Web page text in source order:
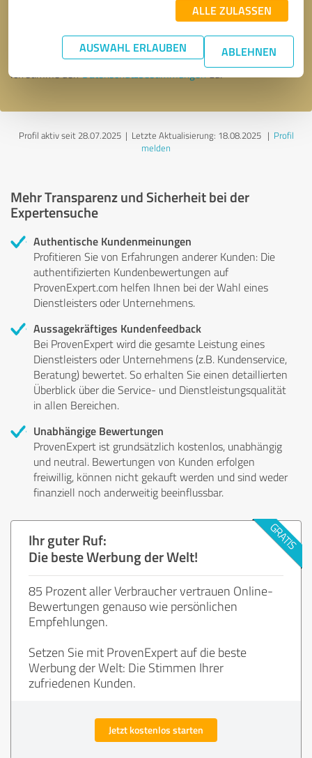
ALLE ZULASSEN
AUSWAHL ERLAUBEN ABLEHNEN
Nachricht senden
Ich stimme denDatenschutzbestimmungenzu.
Profil aktiv seit 28.07.2025 | Letzte Aktualisierung: 18.08.2025| Profil
melden
Mehr Transparenz und Sicherheit bei der
Expertensuche
Authentische Kundenmeinungen
Profitieren Sie von Erfahrungen anderer Kunden: Die
authentifizierten Kundenbewertungen auf
ProvenExpert.com helfen Ihnen bei der Wahl eines
Dienstleisters oder Unternehmens.
Aussagekräftiges Kundenfeedback
Bei ProvenExpert wird die gesamte Leistung eines
Dienstleisters oder Unternehmens (z.B. Kundenservice,
Beratung) bewertet. So erhalten Sie einen detaillierten
Überblick über die Service- und Dienstleistungsqualität
in allen Bereichen.
Unabhängige Bewertungen
ProvenExpert ist grundsätzlich kostenlos, unabhängig
und neutral. Bewertungen von Kunden erfolgen
freiwillig, können nicht gekauft werden und sind weder
finanziell noch anderweitig beeinflussbar.
Ihr guter Ruf:
Die beste Werbung der Welt!
85 Prozent aller Verbraucher vertrauen Online-
Bewertungen genauso wie persönlichen
Empfehlungen.
Setzen Sie mit ProvenExpert auf die beste
Werbung der Welt: Die Stimmen Ihrer
zufriedenen Kunden.
Jetzt kostenlos starten